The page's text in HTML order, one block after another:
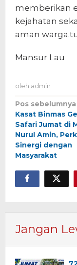
memberikan
kejahatan
aman
Mansur Lau
oleh admin
Navigasi
pos
Pos sebelumnya
Kasat Binmas
Safari Jumat di
Nurul Amin,
Sinergi dengan
Masyarakat
Jangan